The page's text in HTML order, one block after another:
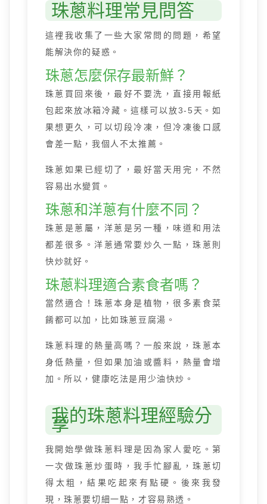
珠蔥料理常見問答
這裡我收集了一些大家常問的問題，希望
能解決你的疑惑。
珠蔥怎麼保存最新鮮？
珠蔥買回來後，最好不要洗，直接用報紙
包起來放冰箱冷藏。這樣可以放3-5天。如
果想更久，可以切段冷凍，但冷凍後口感
會差一點，我個人不太推薦。
珠蔥如果已經切了，最好當天用完，不然
容易出水變質。
珠蔥和洋蔥有什麼不同？
珠蔥是蔥屬，洋蔥是另一種，味道和用法
都差很多。洋蔥通常要炒久一點，珠蔥則
快炒就好。
珠蔥料理適合素食者嗎？
當然適合！珠蔥本身是植物，很多素食菜
餚都可以加，比如珠蔥豆腐湯。
珠蔥料理的熱量高嗎？一般來說，珠蔥本
身低熱量，但如果加油或醬料，熱量會增
加。所以，健康吃法是用少油快炒。
我的珠蔥料理經驗分
享
我開始學做珠蔥料理是因為家人愛吃。第
一次做珠蔥炒蛋時，我手忙腳亂，珠蔥切
得太粗，結果吃起來有點硬。後來我發
現，珠蔥要切細一點，才容易熟透。